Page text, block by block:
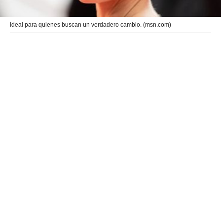
Ideal para quienes buscan un verdadero cambio. (msn.com)